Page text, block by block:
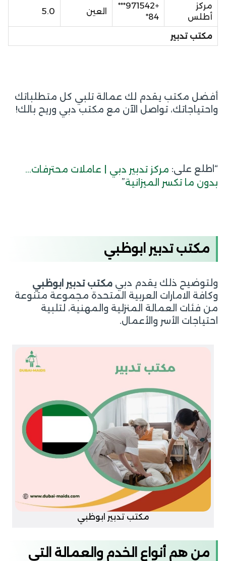
مركز
أطلس
+971542***
84*
العين 5.0
مكتب تدبير
أفضل مكتب يقدم لك عمالة تلبي كل متطلباتك
واحتياجاتك، تواصل الآن مع مكتب دبي وريح بالك!
“اطلع على: مركز تدبير دبي | عاملات محترفات…
بدون ما تكسر الميزانية”
مكتب تدبير ابوظبي
ولتوضيح ذلك يقدم دبي مكتب تدبير ابوظبي
وكافة الامارات العربية المتحدة مجموعة متنوعة
من فئات العمالة المنزلية والمهنية، لتلبية
احتياجات الأسر والأعمال.
مكتب تدبير ابوظبي
من هم أنواع الخدم والعمالة التي